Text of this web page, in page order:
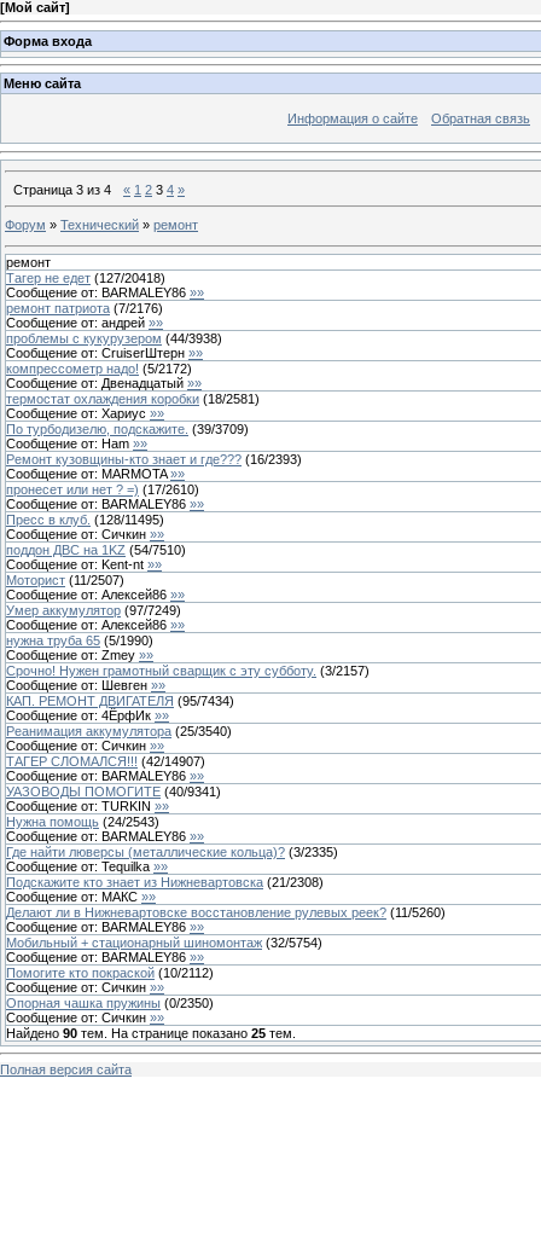
[Мой сайт]
Форма входа
Меню сайта
Информация о сайте Обратная связь
Страница 3 из 4 « 1 2 3 4 »
Форум » Технический » ремонт
ремонт
Тагер не едет (127/20418)
Сообщение от: BARMALEY86 »»
ремонт патриота (7/2176)
Сообщение от: андрей »»
проблемы с кукурузером (44/3938)
Сообщение от: СruiserШтерн »»
компрессометр надо! (5/2172)
Сообщение от: Двенадцатый »»
термостат охлаждения коробки (18/2581)
Сообщение от: Хариус »»
По турбодизелю, подскажите. (39/3709)
Сообщение от: Ham »»
Ремонт кузовщины-кто знает и где??? (16/2393)
Сообщение от: MARMOTA »»
пронесет или нет ? =) (17/2610)
Сообщение от: BARMALEY86 »»
Пресс в клуб. (128/11495)
Сообщение от: Сичкин »»
поддон ДВС на 1KZ (54/7510)
Сообщение от: Kent-nt »»
Моторист (11/2507)
Сообщение от: Алексей86 »»
Умер аккумулятор (97/7249)
Сообщение от: Алексей86 »»
нужна труба 65 (5/1990)
Сообщение от: Zmey »»
Срочно! Нужен грамотный сварщик с эту субботу. (3/2157)
Сообщение от: Шевген »»
КАП. РЕМОНТ ДВИГАТЕЛЯ (95/7434)
Сообщение от: 4ЁрфИк »»
Реанимация аккумулятора (25/3540)
Сообщение от: Сичкин »»
ТАГЕР СЛОМАЛСЯ!!! (42/14907)
Сообщение от: BARMALEY86 »»
УАЗОВОДЫ ПОМОГИТЕ (40/9341)
Сообщение от: TURKIN »»
Нужна помощь (24/2543)
Сообщение от: BARMALEY86 »»
Где найти люверсы (металлические кольца)? (3/2335)
Сообщение от: Tequilka »»
Подскажите кто знает из Нижневартовска (21/2308)
Сообщение от: МАКС »»
Делают ли в Нижневартовске восстановление рулевых реек? (11/5260)
Сообщение от: BARMALEY86 »»
Мобильный + стационарный шиномонтаж (32/5754)
Сообщение от: BARMALEY86 »»
Помогите кто покраской (10/2112)
Сообщение от: Сичкин »»
Опорная чашка пружины (0/2350)
Сообщение от: Сичкин »»
Найдено 90 тем. На странице показано 25 тем.
Полная версия сайта